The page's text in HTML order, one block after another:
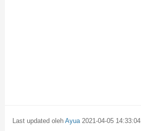
Last updated oleh Ayua 2021-04-05 14:33:04